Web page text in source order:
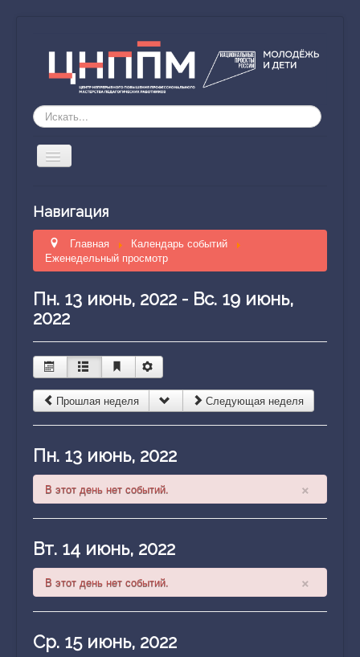
Искать...
Включить/
выключить
Направление деятельности
Обучение
Исследование компетенций
Конкурсное движение
Профориентация
Виртуальный методический кабинет учителя
Календарь событий
Сотрудничество
Заявка на методические консультации и
Проекты ЦНППМ
Функциональная грамотность
Навигация
Главная
Календарь событий
Еженедельный просмотр
Пн. 13 июнь, 2022 - Вс. 19 июнь,
2022
Прошлая неделя Следующая неделя
Пн. 13 июнь, 2022
×
В этот день нет событий.
Вт. 14 июнь, 2022
×
В этот день нет событий.
Ср. 15 июнь, 2022